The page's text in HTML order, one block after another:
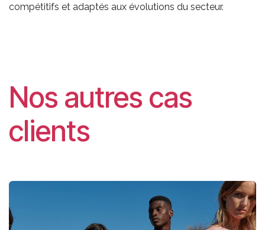
compétitifs et adaptés aux évolutions du secteur.
Nos autres cas
clients